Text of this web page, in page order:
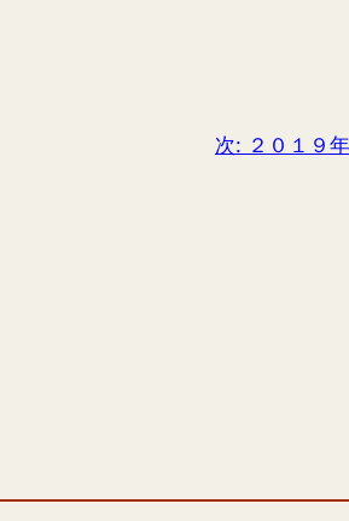
次: ２０１９